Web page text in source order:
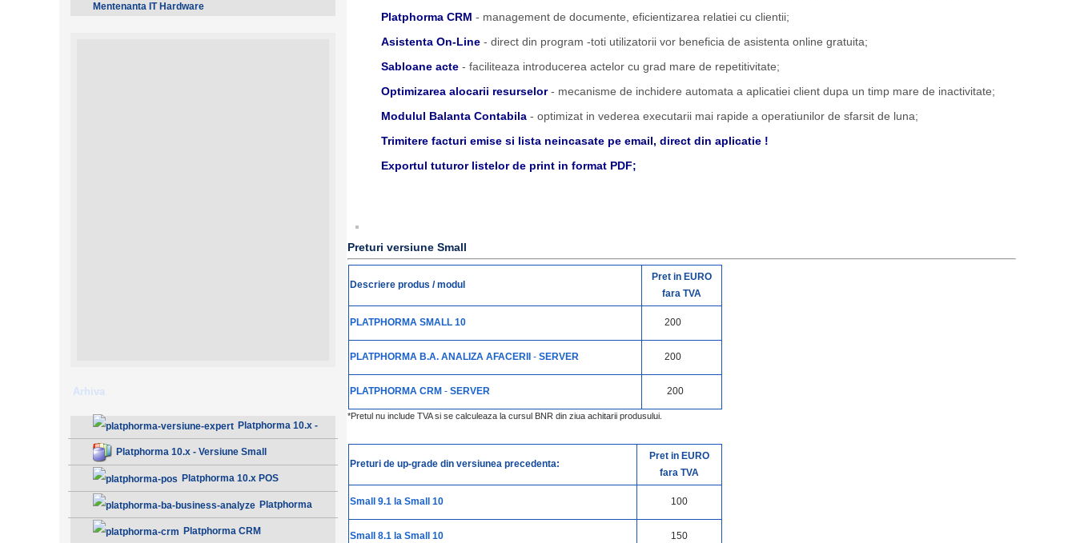
Mentenanta IT Hardware
Arhiva
Platphorma 10.x -
Versiune Expert
Platphorma 10.x - Versiune Small
Platphorma 10.x POS
Platphorma
B.A. Analiza afacerii - ClasicPlatphorma CRM
Platphorma CRM - management de documente, eficientizarea relatiei cu clientii;
Asistenta On-Line - direct din program -toti utilizatorii vor beneficia de asistenta online gratuita;
Sabloane acte - faciliteaza introducerea actelor cu grad mare de repetitivitate;
Optimizarea alocarii resurselor- mecanisme de inchidere automata a aplicatiei client dupa un timp mare de inactivitate;
Modulul Balanta Contabila - optimizat in vederea executarii mai rapide a operatiunilor de sfarsit de luna;
Trimitere facturi emise si lista neincasate pe email, direct din aplicatie !
Exportul tuturor listelor de print in format PDF;
Preturi versiune Small
Descriere produs / modul
Pret in EURO
fara TVA
PLATPHORMA SMALL 10 200
PLATPHORMA B.A. ANALIZA AFACERII - SERVER 200
PLATPHORMA CRM - SERVER 200
*Pretul nu include TVA si se calculeaza la cursul BNR din ziua achitarii produsului.
Preturi de up-grade din versiunea precedenta:
Pret in EURO
fara TVA
Small 9.1 la Small 10 100
Small 8.1 la Small 10 150